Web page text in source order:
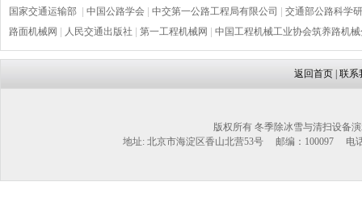
国家交通运输部 中国公路学会 中交第一公路工程局有限公司
交通部公路科学
路面机械网
人民交通出版社 第一工程机械网 中国工程机械工业协会筑养路机
返回首页 联系
版权所有 冬季除冰雪与清扫设备
地址: 北京市海淀区香山北营53号 邮编：100097 电